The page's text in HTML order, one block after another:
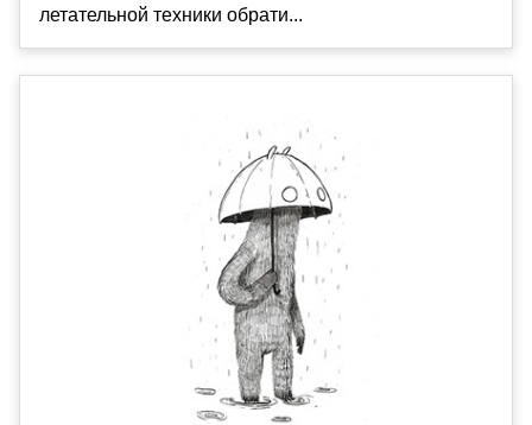
летательной техники обрати...